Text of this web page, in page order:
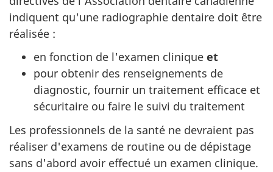
indiquent qu'une radiographie dentaire doit être
réalisée :
en fonction de l'examen clinique et
pour obtenir des renseignements de
diagnostic, fournir un traitement efficace et
sécuritaire ou faire le suivi du traitement
Les professionnels de la santé ne devraient pas
réaliser d'examens de routine ou de dépistage
sans d'abord avoir effectué un examen clinique.